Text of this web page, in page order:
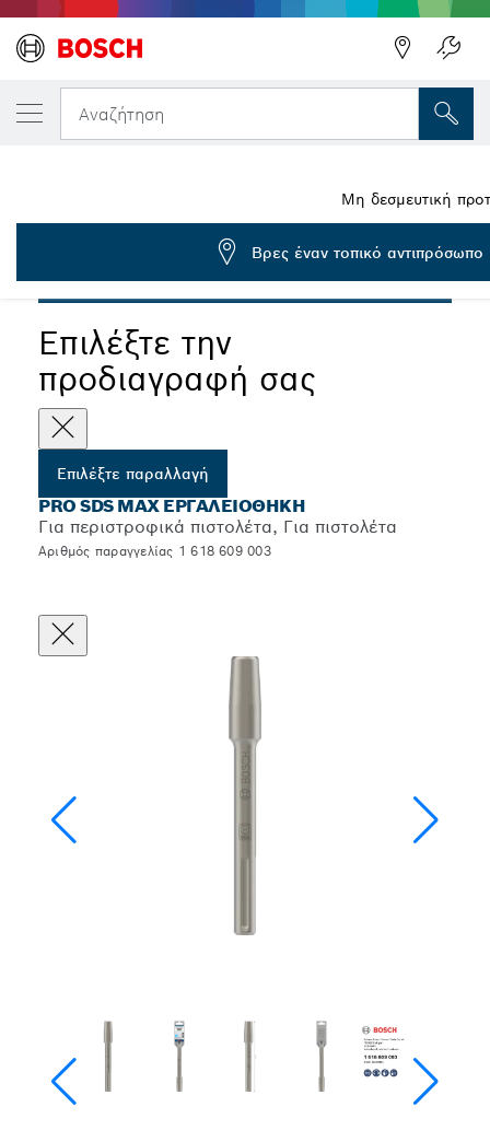
Αναζήτηση
PRO
Επιλέξτε την
προδιαγραφή σας
Επιλέξτε παραλλαγή
PRO SDS MAX ΕΡΓΑΛΕΙΟΘΉΚΗ
Για περιστροφικά πιστολέτα, Για πιστολέτα
Αριθμός παραγγελίας 1 618 609 003
Η ΕΠΙΛΕΓΜΈΝΗ ΠΑΡΑΛΛΑΓΉ ΣΑΣ
PRO SDS max Toolholder, 220 mm
1 618 609 003
Μη δεσμευτική
Βρες έναν τοπικό αντιπρόσωπο